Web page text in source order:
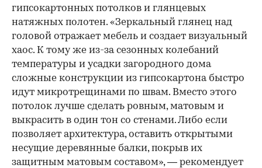
гипсокартонных потолков и глянцевых
натяжных полотен. «Зеркальный глянец над
головой отражает мебель и создает визуальный
хаос. К тому же из-за сезонных колебаний
температуры и усадки загородного дома
сложные конструкции из гипсокартона быстро
идут микротрещинами по швам. Вместо этого
потолок лучше сделать ровным, матовым и
выкрасить в один тон со стенами. Либо если
позволяет архитектура, оставить открытыми
несущие деревянные балки, покрыв их
защитным матовым составом», — рекомендует